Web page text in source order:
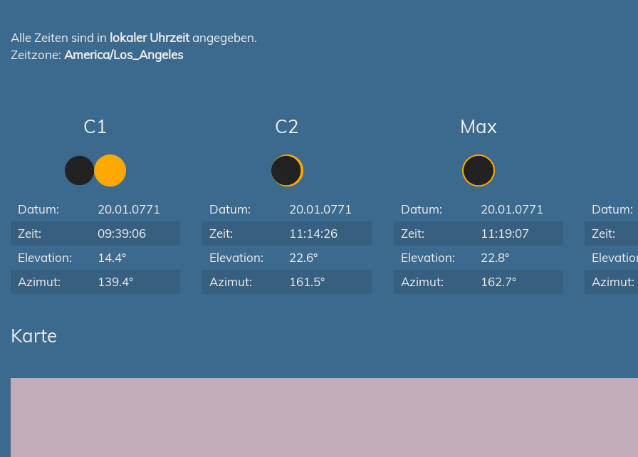
Alle Zeiten sind in lokaler Uhrzeitangegeben.
Zeitzone: America/Los_Angeles
C1
Datum:
20.01.0771
Zeit:
09:39:06
Elevation:
14.4°
Azimut:
139.4°
C2
Datum:
20.01.0771
Zeit:
11:14:26
Elevation:
22.6°
Azimut:
161.5°
Max
Datum:
20.01.0771
Zeit:
11:19:07
Elevation:
22.8°
Azimut:
162.7°
Datum:
Zeit:
Azimut:
Karte